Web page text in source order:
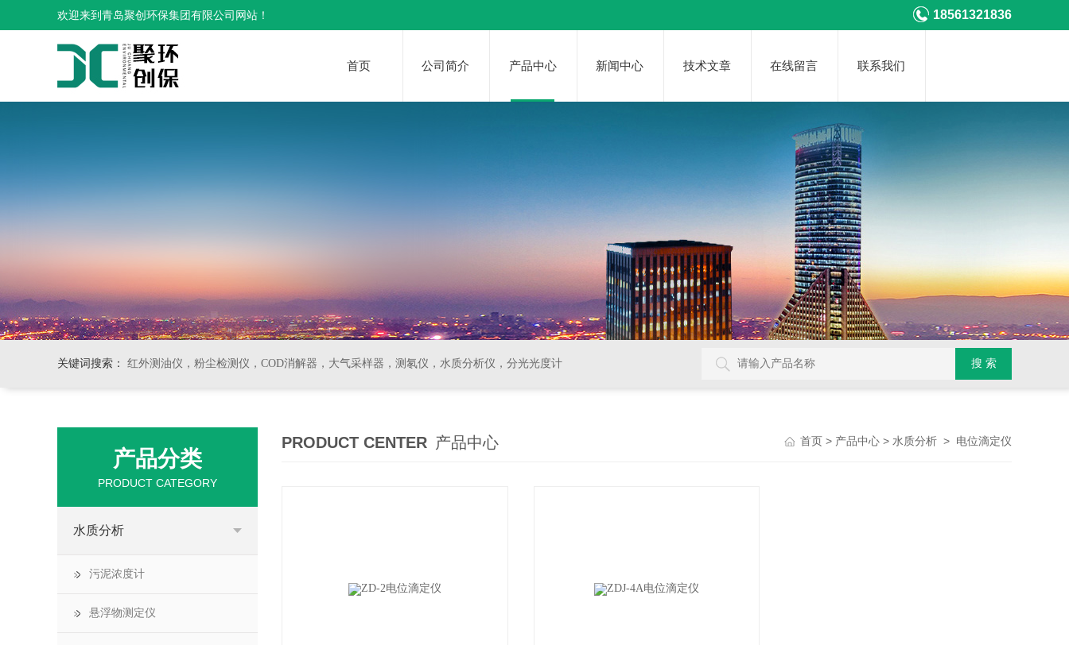
欢迎来到青岛聚创环保集团有限公司网站！ 18561321836
首页 公司简介 产品中心 新闻中心 技术文章 在线留言 联系我们
关键词搜索： 红外测油仪，粉尘检测仪，COD消解器，大气采样器，测氡仪，水质分析仪，分光光度计
产品分类
PRODUCT CATEGORY
水质分析
污泥浓度计
悬浮物测定仪
PRODUCT CENTER 产品中心 首页 > 产品中心 > 水质分析 > 电位滴定仪